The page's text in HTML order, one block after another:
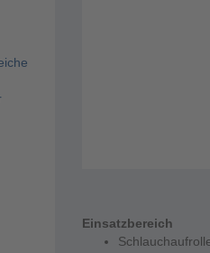
Einsatzbereich